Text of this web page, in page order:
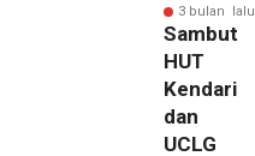
3 bulan lalu
Sambut
HUT
Kendari
dan
UCLG